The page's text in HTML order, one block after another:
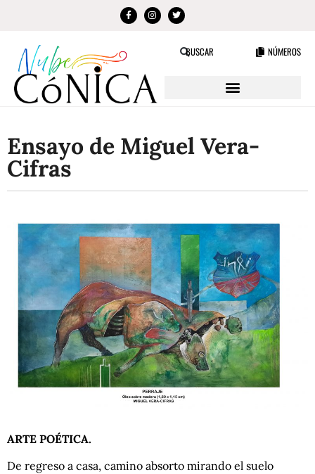
BUSCAR NÚMEROS
Ensayo de Miguel Vera-
Cifras
ARTE POÉTICA.
De regreso a casa, camino absorto mirando el suelo